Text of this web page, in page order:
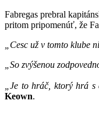
Fabregas prebral
pritom pripomenúť, že
„Cesc už v tomto
„So zvýšenou
„Je to hráč, ktorý hrá
Keown.